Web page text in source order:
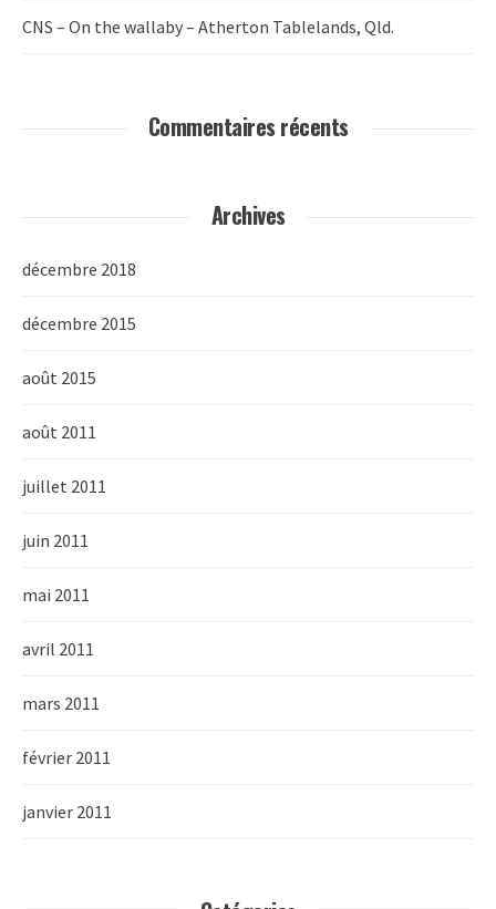
CNS – On the wallaby – Atherton Tablelands, Qld.
Commentaires récents
Archives
décembre 2018
décembre 2015
août 2015
août 2011
juillet 2011
juin 2011
mai 2011
avril 2011
mars 2011
février 2011
janvier 2011